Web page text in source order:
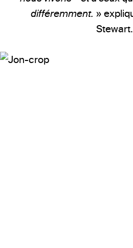
différemment. »
Stewart.